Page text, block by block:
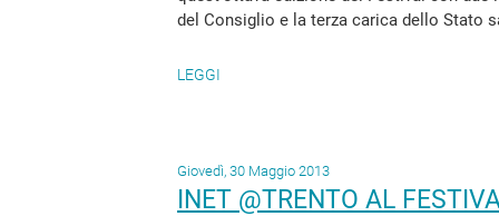
del Consiglio e la terza carica dello Stato
LEGGI
Giovedì, 30 Maggio 2013
INET @TRENTO AL